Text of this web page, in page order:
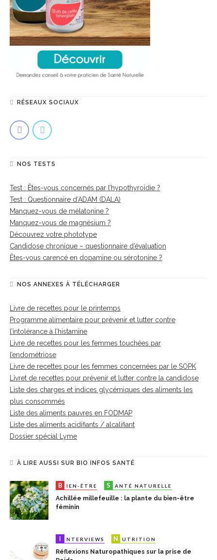
RÉSEAUX SOCIAUX
NOS TESTS
Test : Êtes-vous concernés par l’hypothyroïdie ?
Test : Questionnaire d’ADAM (DALA)
Manquez-vous de mélatonine ?
Manquez-vous de magnésium ?
Découvrez votre phototype
Candidose chronique – questionnaire d’évaluation
Êtes-vous carencé en dopamine ou sérotonine ?
NOS ANNEXES À TÉLÉCHARGER
Livre de recettes pour le printemps
Programme alimentaire pour prévenir et lutter contre
l’intolérance à l’histamine
Livre de recettes pour les femmes touchées par
l’endométriose
Livre de recettes pour les femmes concernées par le SOPK
Livret de recettes pour prévenir et lutter contre la candidose
Liste des charges et indices glycémiques des aliments les
plus consommés
Liste des aliments pauvres en FODMAP
Liste des aliments acidifiants / alcalifiant
Dossier spécial Lyme
À LIRE AUSSI SUR BIO INFOS SANTÉ
B IEN-ÊTRE S ANTÉ NATURELLE
Achillée millefeuille : la plante du bien-être
féminin
I NTERVIEWS N UTRITION
Réflexions Naturopathiques sur la prise de